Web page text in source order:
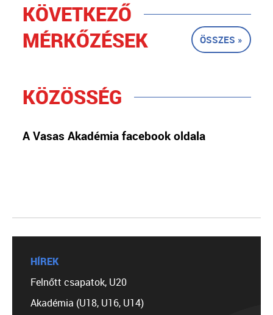
KÖVETKEZŐ
MÉRKŐZÉSEK
ÖSSZES »
KÖZÖSSÉG
A Vasas Akadémia facebook oldala
HÍREK
Felnőtt csapatok, U20
Akadémia (U18, U16, U14)